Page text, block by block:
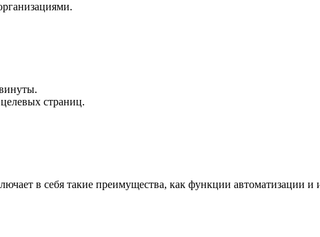
страниц.
в себя такие преимущества, как функции автоматизации